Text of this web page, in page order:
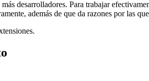
desarrolladores. Para trabajar
además de que da razones por las